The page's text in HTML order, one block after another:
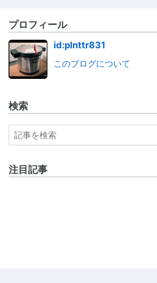
プロフィール
id:plnttr831
このブログについて
検索
注目記事